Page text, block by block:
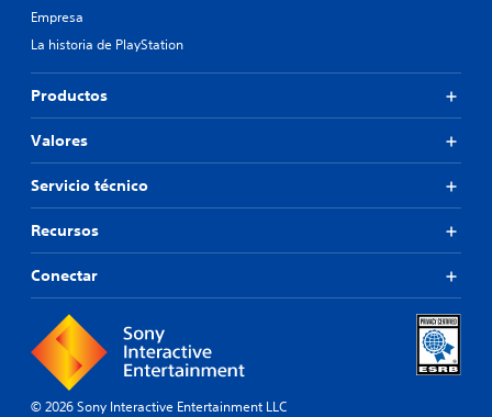
Empresa
La historia de PlayStation
Productos
Valores
Servicio técnico
Recursos
Conectar
© 2026 Sony Interactive Entertainment LLC